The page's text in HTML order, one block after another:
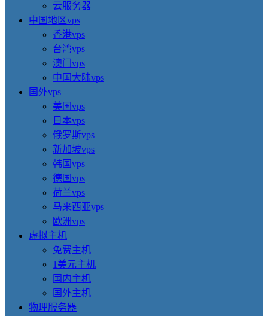
云服务器
中国地区vps
香港vps
台湾vps
澳门vps
中国大陆vps
国外vps
美国vps
日本vps
俄罗斯vps
新加坡vps
韩国vps
德国vps
荷兰vps
马来西亚vps
欧洲vps
虚拟主机
免费主机
1美元主机
国内主机
国外主机
物理服务器